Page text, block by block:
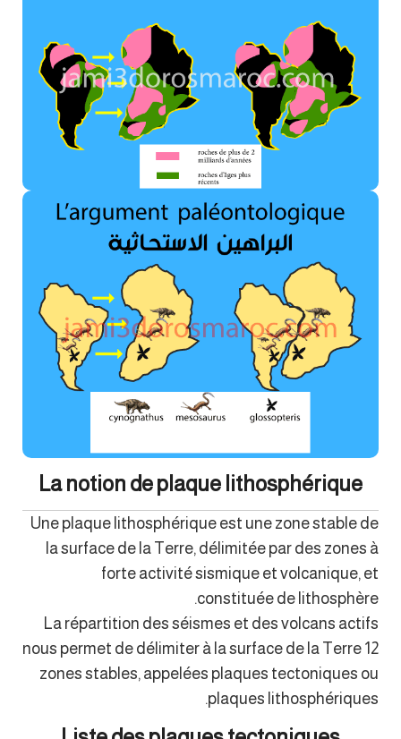
La notion de plaque lithosphérique
Une plaque lithosphérique est une zone stable de
la surface de la Terre, délimitée par des zones à
forte activité sismique et volcanique, et
constituée de lithosphère.
La répartition des séismes et des volcans actifs
nous permet de délimiter à la surface de la Terre 12
zones stables, appelées plaques tectoniques ou
plaques lithosphériques.